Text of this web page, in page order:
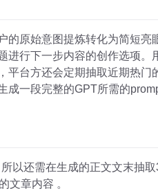
的原始意图提炼转化为简短亮
进行下一步内容的创作选项。
平台方还会定期抽取近期热门
成一段完整的GPT所需的
以还需在生成的正文文末抽取
文章内容 。